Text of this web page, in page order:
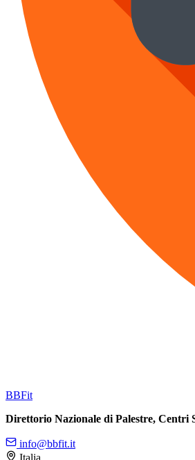
BBFit
Direttorio Nazionale di Palestre, Centri
info@bbfit.it